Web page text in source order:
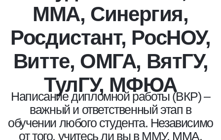
Витте, ОМГА, ВятГУ,
ТулГУ, МФЮА
Написание дипломной работы (ВКР) –
важный и ответственный этап в
обучении любого студента. Независимо
от того, учитесь ли вы в ММУ, ММА,
Синергии, Росдистанте, РосНОУ,
Университете Витте, ОМГА, ВятГУ,
ТулГУ или МФЮА, качественная
подготовка выпускной
квалификационной работы требует
времени, знаний и соблюдения строгих
требований.